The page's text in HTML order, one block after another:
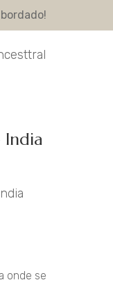
India
onde se